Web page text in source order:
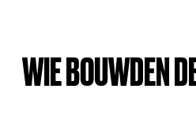
WIE BOUWDEN